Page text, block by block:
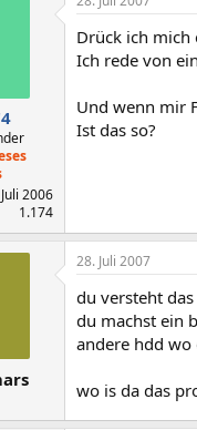
Juli 2006
1.174
Drück ich mich
Ich rede von
Und wenn mir
Ist das so?
28. Juli 2007
du versteht
du machst ein
andere hdd
wo is da das